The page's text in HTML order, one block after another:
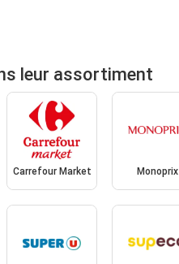
leur assortiment
Carrefour Market Monoprix